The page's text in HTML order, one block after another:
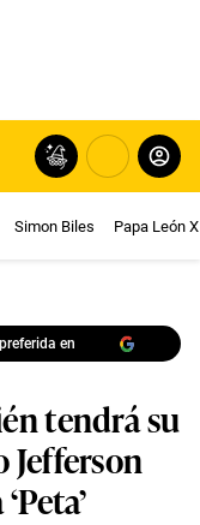
Simon Biles Papa León
en
tendrá su